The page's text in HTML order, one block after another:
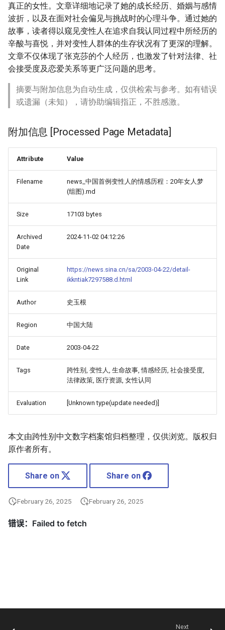
真正的女性。文章详细地记录了她的成长经历、婚姻与感情
波折，以及在面对社会偏见与挑战时的心理斗争。通过她的
故事，读者得以窥见变性人在追求自我认同过程中所经历的
辛酸与喜悦，并对变性人群体的生存状况有了更深的理解。
文章不仅体现了张克莎的个人经历，也激发了针对法律、社
会接受度及恋爱关系等更广泛问题的思考。
摘要与附加信息为自动生成，仅供检索与参考。如有错误
或遗漏（未知），请协助编辑指正，不胜感激。
附加信息 [Processed Page Metadata]
Attribute Value
Filename
news_中国首例变性人的情感历程：20年女人梦
(组图).md
Size 17103 bytes
Archived
Date
2024-11-02 04:12:26
Original
Link
https://news.sina.cn/sa/2003-04-22/detail-
ikkntiak7297588.d.html
Author 史玉根
Region 中国大陆
Date 2003-04-22
Tags
跨性别, 变性人, 生命故事, 情感经历, 社会接受度,
法律政策, 医疗资源, 女性认同
Evaluation [Unknown type(update needed)]
本文由跨性别中文数字档案馆归档整理，仅供浏览。版权归
原作者所有。
Share on Share on
February 26, 2025 February 26, 2025
Next